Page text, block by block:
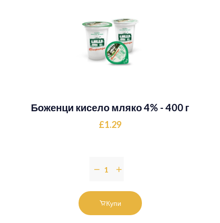
Боженци кисело мляко 4% - 400 г
£1.29
Купи